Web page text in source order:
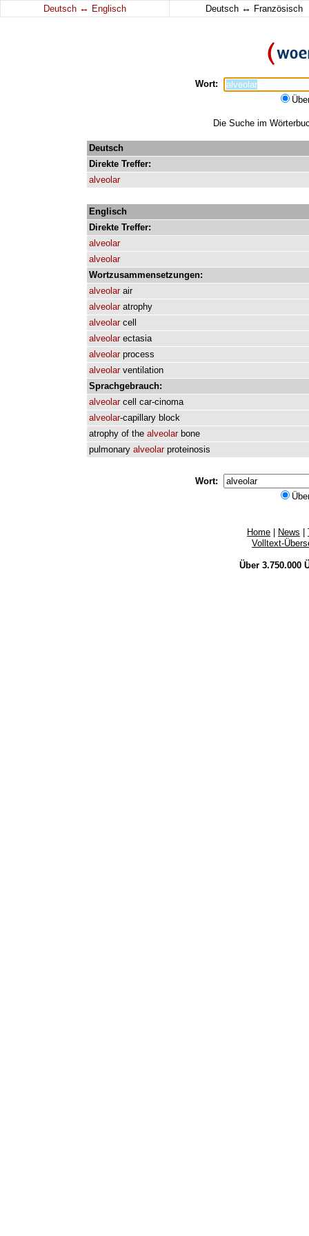
Deutsch ↔ Englisch Deutsch ↔ Französisch
Wort:
Die Suche im
Deutsch
Direkte Treffer:
alveolar
Englisch
Direkte Treffer:
alveolar
alveolar
Wortzusammensetzungen:
alveolar air
alveolar atrophy
alveolar cell
alveolar ectasia
alveolar process
alveolar ventilation
Sprachgebrauch:
alveolar cell
car-cinoma
alveolar-capillary block
atrophy of the alveolar bone
pulmonary alveolar proteinosis
Wort:
Home News
Volltext-
Über 3.750.000